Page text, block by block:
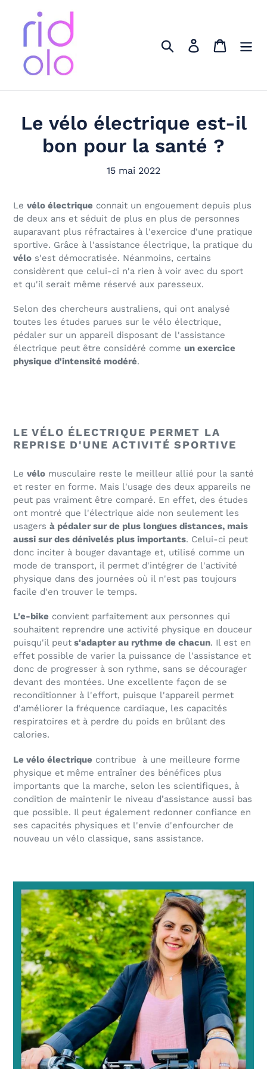
RechercherSe connecter
Panier
Le vélo électrique est-il
bon pour la santé ?
15 mai 2022
Le vélo électrique connait un engouement depuis plus
de deux ans et séduit de plus en plus de personnes
auparavant plus réfractaires à l'exercice d'une pratique
sportive. Grâce à l'assistance électrique, la pratique du
vélo s'est démocratisée. Néanmoins, certains
considèrent que celui-ci n'a rien à voir avec du sport
et qu'il serait même réservé aux paresseux.
Selon des chercheurs australiens, qui ont analysé
toutes les études parues sur le vélo électrique,
pédaler sur un appareil disposant de l'assistance
électrique peut être considéré comme un exercice
physique d'intensité modéré.
LE VÉLO ÉLECTRIQUE PERMET LA
REPRISE D'UNE ACTIVITÉ SPORTIVE
Le vélo musculaire reste le meilleur allié pour la santé
et rester en forme. Mais l'usage des deux appareils ne
peut pas vraiment être comparé. En effet, des études
ont montré que l'électrique aide non seulement les
usagers à pédaler sur de plus longues distances, mais
aussi sur des dénivelés plus importants. Celui-ci peut
donc inciter à bouger davantage et, utilisé comme un
mode de transport, il permet d'intégrer de l'activité
physique dans des journées où il n'est pas toujours
facile d'en trouver le temps.
L'e-bike convient parfaitement aux personnes qui
souhaitent reprendre une activité physique en douceur
puisqu'il peut s'adapter au rythme de chacun. Il est en
effet possible de varier la puissance de l'assistance et
donc de progresser à son rythme, sans se décourager
devant des montées. Une excellente façon de se
reconditionner à l'effort, puisque l'appareil permet
d'améliorer la fréquence cardiaque, les capacités
respiratoires et à perdre du poids en brûlant des
calories.
Le vélo électrique contribue à une meilleure forme
physique et même entraîner des bénéfices plus
importants que la marche, selon les scientifiques, à
condition de maintenir le niveau d’assistance aussi bas
que possible. Il peut également redonner confiance en
ses capacités physiques et l'envie d'enfourcher de
nouveau un vélo classique, sans assistance.